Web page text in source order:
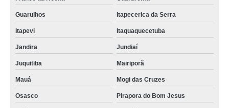
Guarulhos Itapecerica da Serra
Itapevi Itaquaquecetuba
Jandira Jundiaí
Juquitiba Mairiporã
Mauá Mogi das Cruzes
Osasco Pirapora do Bom Jesus